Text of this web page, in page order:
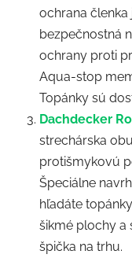
ochrana
bezpečnostná
ochrany proti
Aqua-stop
Topánky sú
Dachdecker
strechárska
protišmykovú
Špeciálne
hľadáte
šikmé plochy a
špička na trhu.